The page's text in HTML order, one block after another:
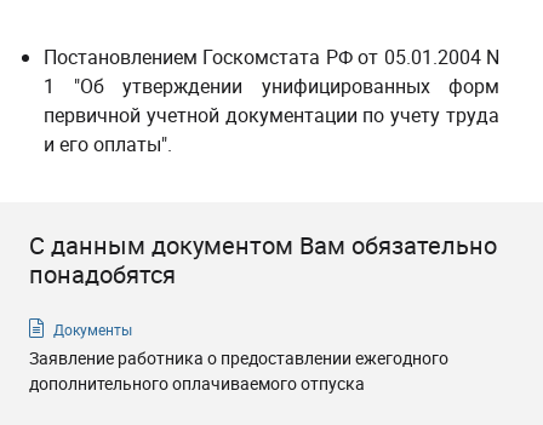
Постановлением Госкомстата РФ от 05.01.2004 N
1 "Об утверждении унифицированных форм
первичной учетной документации по учету труда
и его оплаты".
С данным документом Вам обязательно
понадобятся
Документы
Заявление работника о предоставлении ежегодного
дополнительного оплачиваемого отпуска